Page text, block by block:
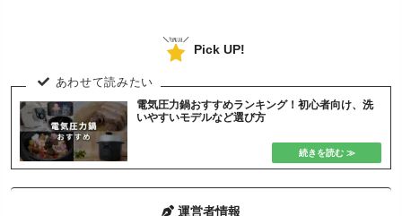
Pick UP!
電気圧力鍋おすすめランキング！初心者向け、洗
いやすいモデルなど選び方
運営者情報